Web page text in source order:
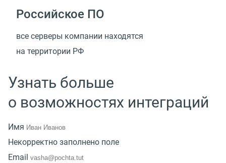
Российское ПО
все серверы компании находятся
на территории РФ
Узнать больше
о возможностях интеграций
Имя
Некорректно заполнено поле
Email